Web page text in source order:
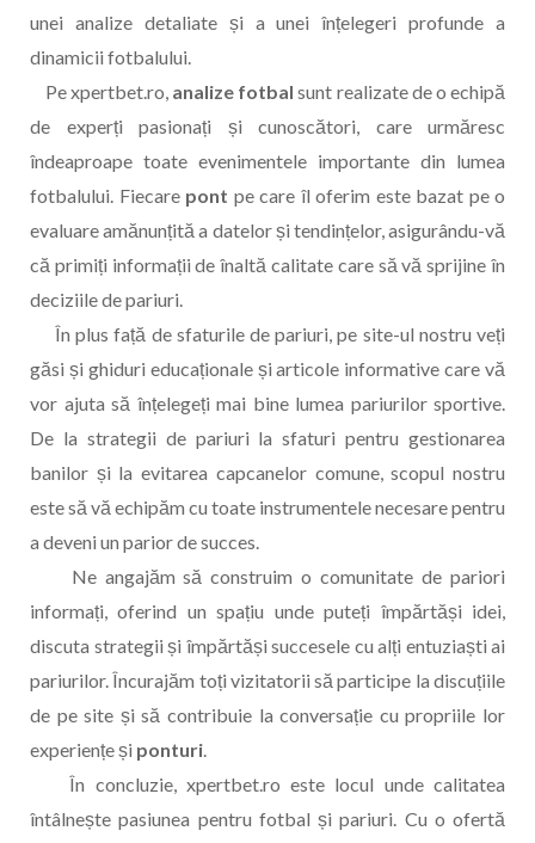
unei analize detaliate și a unei înțelegeri profunde a
dinamicii fotbalului.
Pe xpertbet.ro, analize fotbal sunt realizate de o echipă
de experți pasionați și cunoscători, care urmăresc
îndeaproape toate evenimentele importante din lumea
fotbalului. Fiecare pont pe care îl oferim este bazat pe o
evaluare amănunțită a datelor și tendințelor, asigurându-vă
că primiți informații de înaltă calitate care să vă sprijine în
deciziile de pariuri.
În plus față de sfaturile de pariuri, pe site-ul nostru veți
găsi și ghiduri educaționale și articole informative care vă
vor ajuta să înțelegeți mai bine lumea pariurilor sportive.
De la strategii de pariuri la sfaturi pentru gestionarea
banilor și la evitarea capcanelor comune, scopul nostru
este să vă echipăm cu toate instrumentele necesare pentru
a deveni un parior de succes.
Ne angajăm să construim o comunitate de pariori
informați, oferind un spațiu unde puteți împărtăși idei,
discuta strategii și împărtăși succesele cu alți entuziaști ai
pariurilor. Încurajăm toți vizitatorii să participe la discuțiile
de pe site și să contribuie la conversație cu propriile lor
experiențe și ponturi.
În concluzie, xpertbet.ro este locul unde calitatea
întâlnește pasiunea pentru fotbal și pariuri. Cu o ofertă